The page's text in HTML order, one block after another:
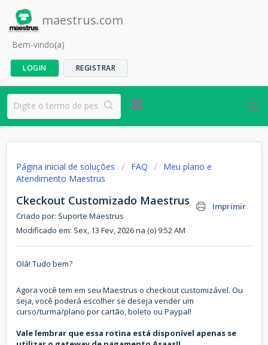
maestrus.com
Bem-vindo(a)
LOGIN REGISTRAR
Página inicial de soluções FAQ
Meu plano e
Atendimento Maestrus
Ckeckout Customizado Maestrus
Imprimir
Criado por: Suporte Maestrus
Modificado em: Sex, 13 Fev, 2026 na (o) 9:52 AM
Olá! Tudo bem?
Agora você tem em seu Maestrus o checkout customizável. Ou
seja, você poderá escolher se deseja vender um
curso/turma/plano por cartão, boleto ou Paypal!
Vale lembrar que essa rotina está disponível apenas se